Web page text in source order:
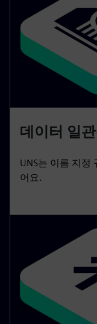
데이터 일
UNS는 이름 지정
어요.